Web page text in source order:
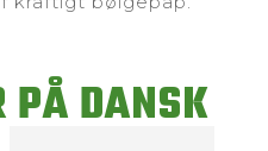
PÅ DANSK